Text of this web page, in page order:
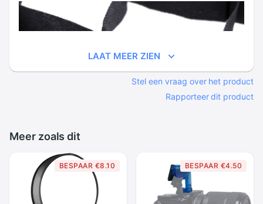
LAAT MEER ZIEN
Stel een vraag over het product
Rapporteer dit product
Meer zoals dit
BESPAAR €8.10 BESPAAR €4.50